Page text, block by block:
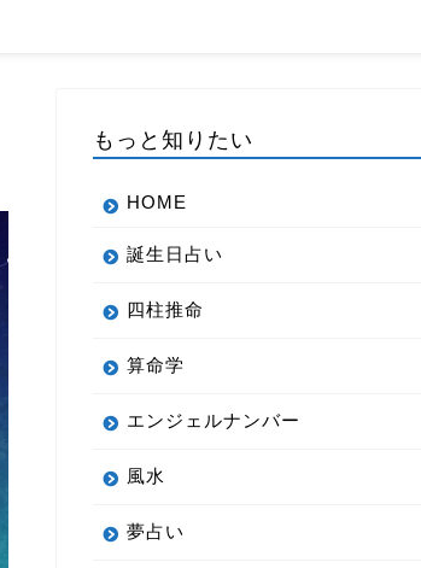
もっと知りたい
HOME
誕生日占い
四柱推命
算命学
エンジェルナンバー
風水
夢占い